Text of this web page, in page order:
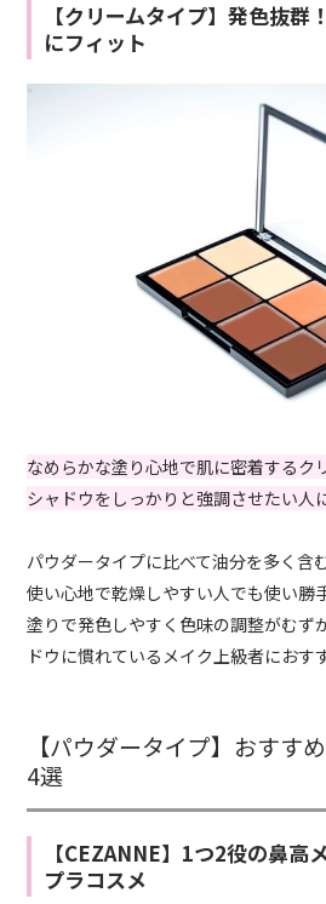
【クリームタイプ】発色抜群
にフィット
なめらかな塗り心地で肌に密着するク
シャドウをしっかりと強調させたい人
パウダータイプに比べて油分を多く含
使い心地で乾燥しやすい人でも使い勝
塗りで発色しやすく色味の調整がむず
ドウに慣れているメイク上級者におす
【パウダータイプ】おすす
4選
【CEZANNE】1つ2役の鼻高
プラコスメ